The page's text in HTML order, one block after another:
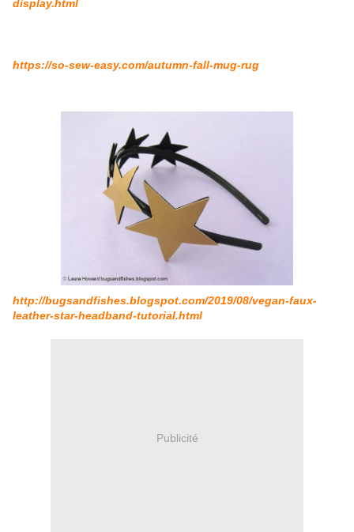
display.html
https://so-sew-easy.com/autumn-fall-mug-rug
http://bugsandfishes.blogspot.com/2019/08/vegan-faux-
leather-star-headband-tutorial.html
Publicité